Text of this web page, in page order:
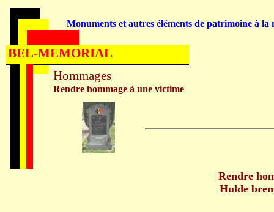
Rendre
Hulde
Hommages
Rendre hommage à une victime
Monuments et autres éléments de patrimoine à la
BEL-MEMORIAL